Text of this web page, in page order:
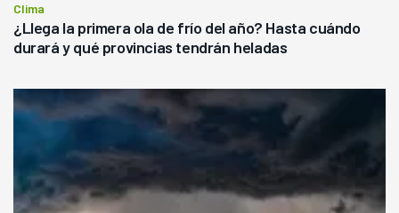
Clima
¿Llega la primera ola de frío del año? Hasta cuándo
durará y qué provincias tendrán heladas